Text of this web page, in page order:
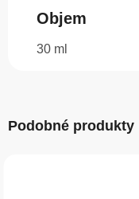
Objem
30 ml
Podobné produkty